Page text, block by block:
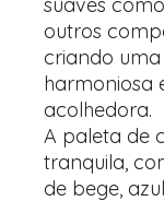
outros
criando
harmoniosa
acolhedora.
A paleta de
tranquila,
de bege,